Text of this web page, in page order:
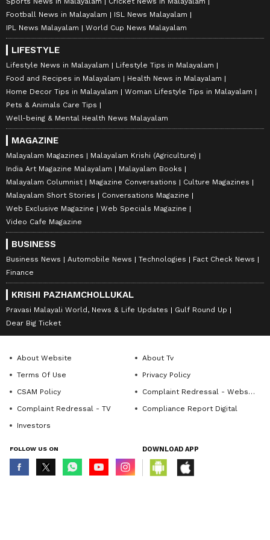
Football News in Malayalam
ISL News Malayalam
IPL News Malayalam
World Cup News Malayalam
LIFESTYLE
Lifestyle News in Malayalam
Lifestyle Tips in Malayalam
Food and Recipes in Malayalam
Health News in Malayalam
Home Decor Tips in Malayalam
Woman Lifestyle Tips in Malayalam
Pets & Animals Care Tips
Well-being & Mental Health News Malayalam
MAGAZINE
Malayalam Magazines
Malayalam Krishi (Agriculture)
India Art Magazine Malayalam
Malayalam Books
Malayalam Columnist
Magazine Conversations
Culture Magazines
Malayalam Short Stories
Conversations Magazine
Web Exclusive Magazine
Web Specials Magazine
Video Cafe Magazine
BUSINESS
Business News Automobile News Technologies
Fact Check News
Finance
KRISHI PAZHAMCHOLLUKAL
Pravasi Malayali World, News & Life Updates
Gulf Round Up
Dear Big Ticket
About Website
About Tv
Terms Of Use
Privacy Policy
CSAM Policy
Complaint Redressal - Website
Complaint Redressal - TV
Compliance Report Digital
Investors
FOLLOW US ON DOWNLOAD APP